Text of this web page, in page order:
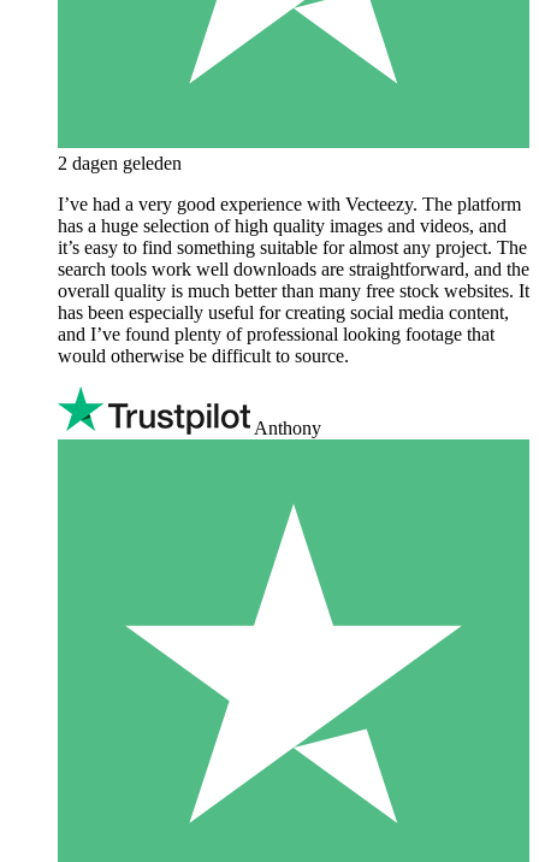
2 dagen geleden
I’ve had a very good experience with Vecteezy. The platform
has a huge selection of high quality images and videos, and
it’s easy to find something suitable for almost any project. The
search tools work well downloads are straightforward, and the
overall quality is much better than many free stock websites. It
has been especially useful for creating social media content,
and I’ve found plenty of professional looking footage that
would otherwise be difficult to source.
Anthony